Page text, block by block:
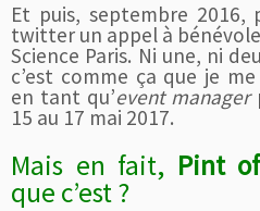
Et puis, septembre 2016,
twitter un appel à
Science Paris. Ni une, ni
c’est comme ça que je
en tant qu’event manager
15 au 17 mai 2017.
Mais en fait, Pint
que c’est ?